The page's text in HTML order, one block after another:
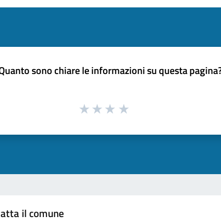
sono chiare le informazioni su questa
il comune